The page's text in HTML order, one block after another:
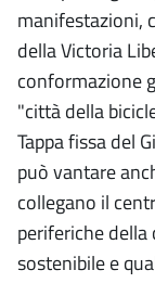
manifestazioni,
della Victoria
conformazione
"città della
Tappa fissa del
può vantare
collegano il
periferiche
sostenibile e